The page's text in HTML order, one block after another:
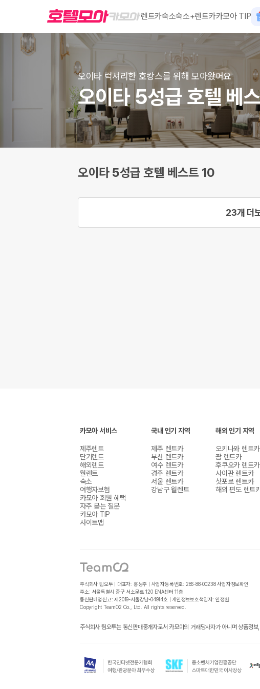
렌트카숙소숙소+렌트카카모아 TIP
오이타 럭셔리한 호캉스를 위해 모아왔어요
오이타 5성급 호텔 베
오이타 5성급 호텔 베스트 10
23개 더
카모아 서비스
제주렌트
단기렌트
해외렌트
월렌트
숙소
여행자보험
카모아 회원 혜택
자주 묻는 질문
카모아 TIP
사이트맵
국내 인기 지역
제주 렌트카
부산 렌트카
여수 렌트카
경주 렌트카
서울 렌트카
강남구 월렌트
해외 인기 지역
오키나와 렌트카
괌 렌트카
후쿠오카 렌트카
사이판 렌트카
삿포로 렌트카
해외 편도 렌트
주식회사 팀오투 | 대표자: 홍성주 | 사업자등록번호: 286-88-00238 사업자정보확인
주소: 서울특별시 중구 서소문로 120 ENA센터 11층
통신판매업신고: 제2019-서울강남-04914호 | 개인정보보호책임자: 인정환
Copyright TeamO2 Co., Ltd. All rights reserved.
주식회사 팀오투는 통신판매중개자로서 카모아의 거래당사자가 아니며 상품정